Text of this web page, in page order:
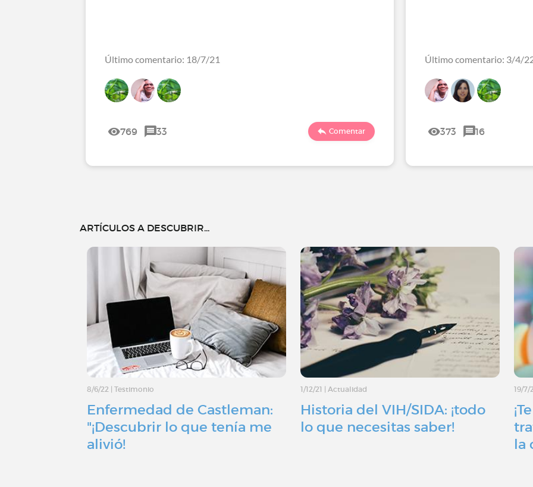
Último comentario: 18/7/21
769 33 Comentar
Último comentario: 3/4/
373 16
ARTÍCULOS A DESCUBRIR...
8/6/22 |Testimonio
Enfermedad de Castleman:
"¡Descubrir lo que tenía me
alivió!
1/12/21 |Actualidad
Historia del VIH/SIDA: ¡todo
lo que necesitas saber!
19/7/
la